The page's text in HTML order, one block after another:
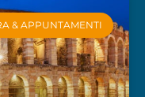
& APPUNTAMENTI